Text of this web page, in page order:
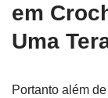
em
Uma
Portanto além